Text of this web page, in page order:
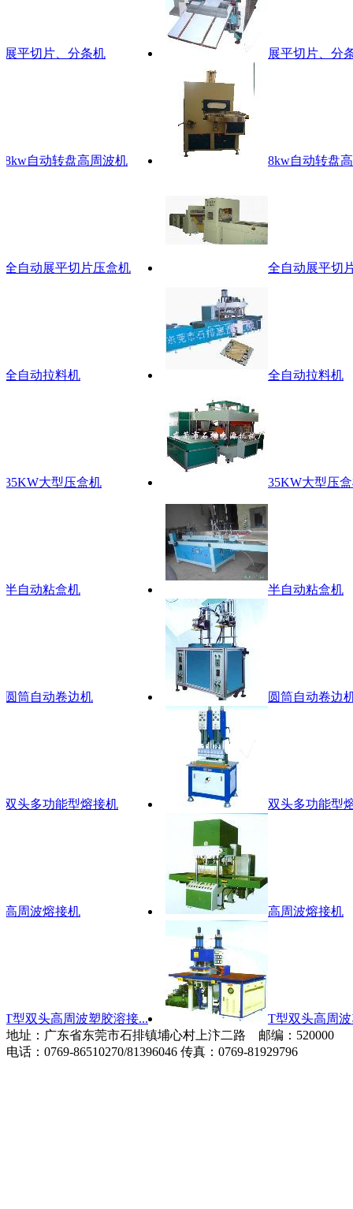
切片、分条机
自动转盘高周波机
动展平切片压盒机
动拉料机
大型压盒机
动粘盒机
自动卷边机
多功能型熔接机
波熔接机
双头高周波塑胶溶接...
展平切片、分条机
8kw自动转盘高周
全自动展平切片
全自动拉料机
35KW大型压盒机
半自动粘盒机
圆筒自动卷边机
双头多功能型熔
高周波熔接机
T型双头高周波塑
地址：广东省东莞市石排镇埔心村上汴二路 邮编：520000
电话：0769-86510270/81396046 传真：0769-81929796